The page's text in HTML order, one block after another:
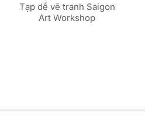
Tạp dề vẽ tranh Saigon
Art Workshop